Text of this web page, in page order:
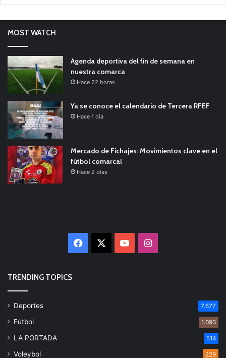
MOST WATCH
Agenda deportiva del fin de semana en
nuestra comarca
Hace 22 horas
Ya se conoce el calendario de Tercera RFEF
Hace 1 día
Mercado de Fichajes: Movimientos clave en el
fútbol comarcal
Hace 2 días
Facebook YouTubeInstagram
TRENDING TOPICS
Deportes 7.677
Fútbol 1.093
LA PORTADA 514
Voleybol 229